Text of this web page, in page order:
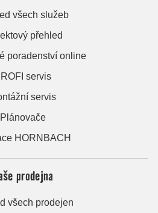
všech služeb
přehled
poradenství online
servis
servis
Plánovače
HORNBACH
prodejna
všech prodejen